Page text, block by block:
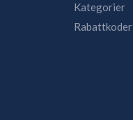
Kategorier
Rabattkoder